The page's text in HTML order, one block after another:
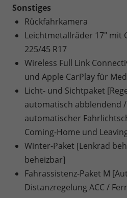
Sonstiges
Rückfahrkamera
Leichtmetallräder 17" mit
225/45 R17
Wireless Full Link
und Apple CarPlay für
Licht- und Sichtpaket
automatisch abblendend
automatischer
Coming-Home und
Winter-Paket [Lenkrad
beheizbar]
Fahrassistenz-Paket M
Distanzregelung ACC /